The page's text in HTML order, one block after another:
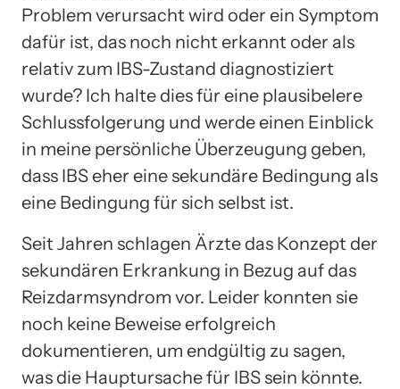
Problem verursacht wird oder ein Symptom
dafür ist, das noch nicht erkannt oder als
relativ zum IBS-Zustand diagnostiziert
wurde? Ich halte dies für eine plausibelere
Schlussfolgerung und werde einen Einblick
in meine persönliche Überzeugung geben,
dass IBS eher eine sekundäre Bedingung als
eine Bedingung für sich selbst ist.
Seit Jahren schlagen Ärzte das Konzept der
sekundären Erkrankung in Bezug auf das
Reizdarmsyndrom vor. Leider konnten sie
noch keine Beweise erfolgreich
dokumentieren, um endgültig zu sagen,
was die Hauptursache für IBS sein könnte.